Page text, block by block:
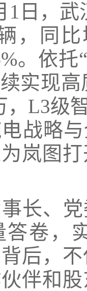
，武
，同
。依
实现
，L3级
战略
岚图
、党
答卷，
后，
伴和